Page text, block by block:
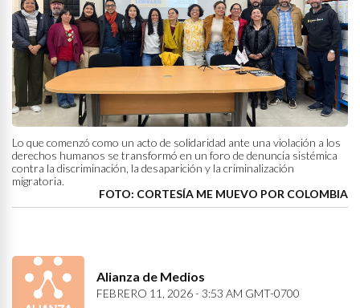
Lo que comenzó como un acto de solidaridad ante una violación a los
derechos humanos se transformó en un foro de denuncia sistémica
contra la discriminación, la desaparición y la criminalización
migratoria.
FOTO: CORTESÍA ME MUEVO POR COLOMBIA
Alianza de Medios
FEBRERO 11, 2026 - 3:53 AM GMT-0700